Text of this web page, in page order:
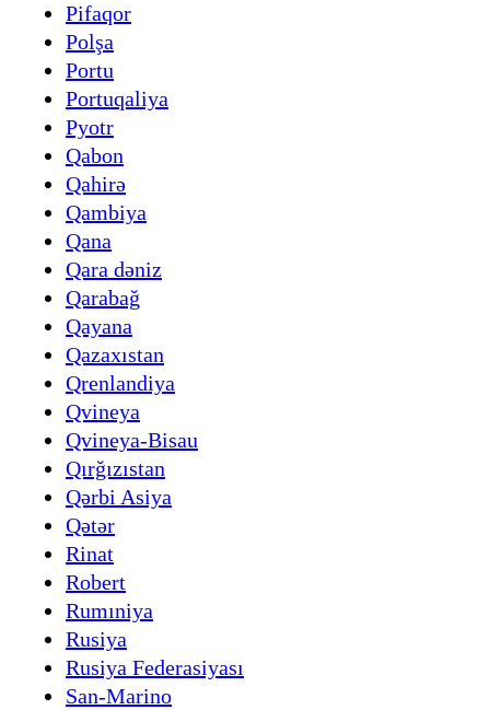
Pifaqor
Polşa
Portu
Portuqaliya
Pyotr
Qabon
Qahirə
Qambiya
Qana
Qara dəniz
Qarabağ
Qayana
Qazaxıstan
Qrenlandiya
Qvineya
Qvineya-Bisau
Qırğızıstan
Qərbi Asiya
Qətər
Rinat
Robert
Rumıniya
Rusiya
Rusiya Federasiyası
San-Marino